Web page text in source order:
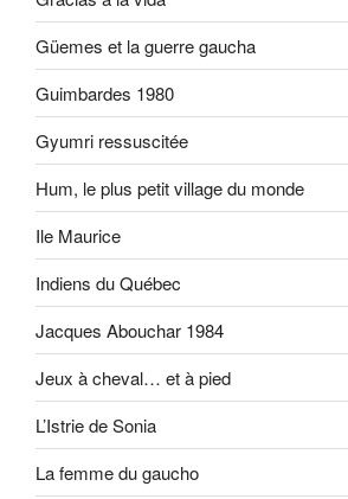
Güemes et la guerre gaucha
Guimbardes 1980
Gyumri ressuscitée
Hum, le plus petit village du monde
Ile Maurice
Indiens du Québec
Jacques Abouchar 1984
Jeux à cheval… et à pied
L’Istrie de Sonia
La femme du gaucho